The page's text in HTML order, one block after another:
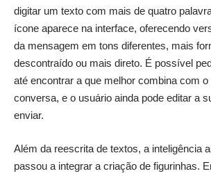
digitar um texto com mais de quatro
ícone aparece na interface, oferecendo
da mensagem em tons diferentes, mais
descontraído ou mais direto. É possível
até encontrar a que melhor combina com
conversa, e o usuário ainda pode editar a
enviar.
Além da reescrita de textos, a inteligência
passou a integrar a criação de figurinhas.